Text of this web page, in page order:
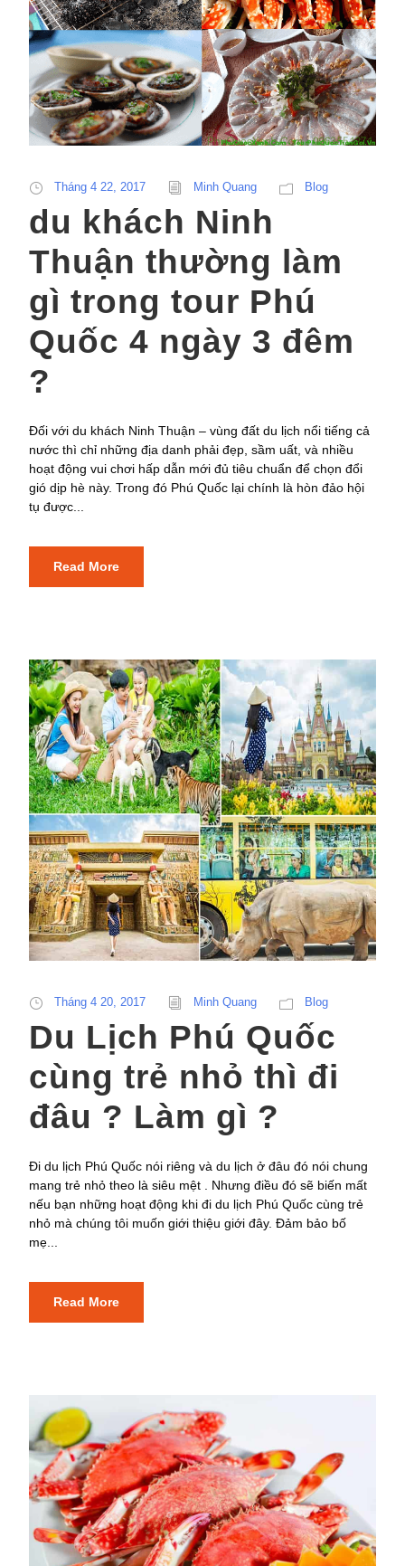
Tháng 4 22, 2017 Minh Quang Blog
du khách Ninh
Thuận thường làm
gì trong tour Phú
Quốc 4 ngày 3 đêm
?
Đối với du khách Ninh Thuận – vùng đất du lịch nổi tiếng cả
nước thì chỉ những địa danh phải đẹp, sầm uất, và nhiều
hoạt động vui chơi hấp dẫn mới đủ tiêu chuẩn để chọn đổi
gió dịp hè này. Trong đó Phú Quốc lại chính là hòn đảo hội
tụ được...
Read More
Tháng 4 20, 2017 Minh Quang Blog
Du Lịch Phú Quốc
cùng trẻ nhỏ thì đi
đâu ? Làm gì ?
Đi du lịch Phú Quốc nói riêng và du lịch ở đâu đó nói chung
mang trẻ nhỏ theo là siêu mệt . Nhưng điều đó sẽ biến mất
nếu bạn những hoạt động khi đi du lịch Phú Quốc cùng trẻ
nhỏ mà chúng tôi muốn giới thiệu giới đây. Đảm bảo bố
mẹ...
Read More